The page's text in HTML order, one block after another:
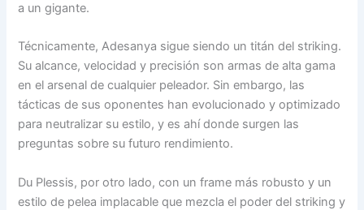
a un gigante.
Técnicamente, Adesanya sigue siendo un titán del striking.
Su alcance, velocidad y precisión son armas de alta gama
en el arsenal de cualquier peleador. Sin embargo, las
tácticas de sus oponentes han evolucionado y optimizado
para neutralizar su estilo, y es ahí donde surgen las
preguntas sobre su futuro rendimiento.
Du Plessis, por otro lado, con un frame más robusto y un
estilo de pelea implacable que mezcla el poder del striking y